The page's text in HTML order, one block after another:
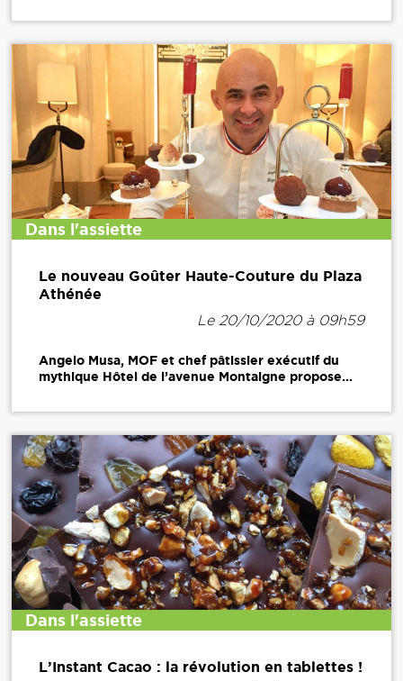
Dans l'assiette
Le nouveau Goûter Haute-Couture du Plaza
Athénée
Le 20/10/2020 à 09h59
Angelo Musa, MOF et chef pâtissier exécutif du
mythique Hôtel de l’avenue Montaigne propose...
Dans l'assiette
L’Instant Cacao : la révolution en tablettes !